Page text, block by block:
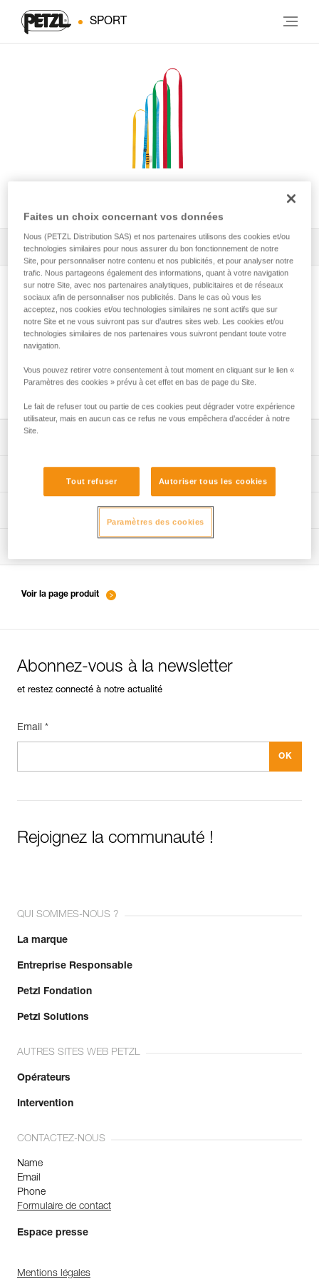
SPORT
Tous les conseils techniques 1 Filtrer
Choix de mousquetons pour connexion de
corde à l’ancrage
verif-EPI-sangles-amarrage-procedure-FR
Fiche de suivi EPI
Voir la page produit
Abonnez-vous à la newsletter
et restez connecté à notre actualité
Email *
Rejoignez la communauté !
QUI SOMMES-NOUS ?
La marque
Entreprise Responsable
Petzl Fondation
Petzl Solutions
AUTRES SITES WEB PETZL
Opérateurs
Intervention
CONTACTEZ-NOUS
Name
Email
Phone
Formulaire de contact
Espace presse
Mentions légales
Faites un choix concernant vos données
Nous (PETZL Distribution SAS) et nos partenaires utilisons des cookies et/ou
technologies similaires pour nous assurer du bon fonctionnement de notre
Site, pour personnaliser notre contenu et nos publicités, et pour analyser notre
trafic. Nous partageons également des informations, quant à votre navigation
sur notre Site, avec nos partenaires analytiques, publicitaires et de réseaux
sociaux afin de personnaliser nos publicités. Dans le cas où vous les
acceptez, nos cookies et/ou technologies similaires ne sont actifs que sur
notre Site et ne vous suivront pas sur d’autres sites web. Les cookies et/ou
technologies similaires de nos partenaires vous suivront pendant toute votre
navigation.
Vous pouvez retirer votre consentement à tout moment en cliquant sur le lien «
Paramètres des cookies » prévu à cet effet en bas de page du Site.
Le fait de refuser tout ou partie de ces cookies peut dégrader votre expérience
utilisateur, mais en aucun cas ce refus ne vous empêchera d’accéder à notre
Site.
Tout refuser Autoriser tous les cookies
Paramètres des cookies